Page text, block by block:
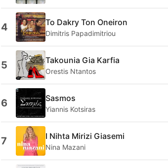
4 To Dakry Ton Oneiron
Dimitris Papadimitriou
5 Takounia Gia Karfia
Orestis Ntantos
6 Sasmos
Yiannis Kotsiras
7 I Nihta Mirizi Giasemi
Nina Mazani